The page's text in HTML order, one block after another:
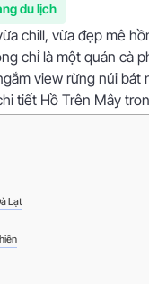
du lịch
chill, vừa đẹp mê
chỉ là một quán cà
view rừng núi
tiết Hồ Trên Mây
Lạt